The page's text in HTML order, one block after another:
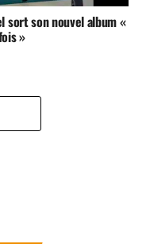
sort son nouvel album «
»